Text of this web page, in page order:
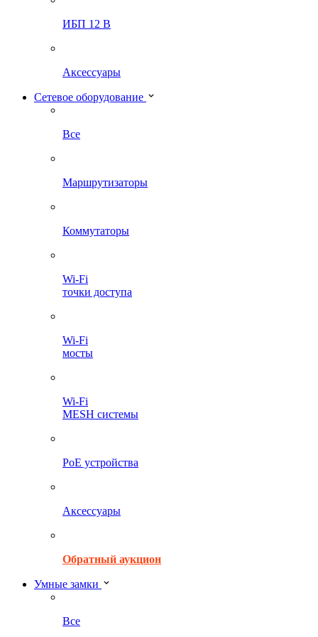
ИБП 12 В
Аксессуары
Сетевое оборудование
Все
Маршрутизаторы
Коммутаторы
Wi-Fi
точки доступа
Wi-Fi
мосты
Wi-Fi
MESH системы
PoE устройства
Аксессуары
Обратный аукцион
Умные замки
Все